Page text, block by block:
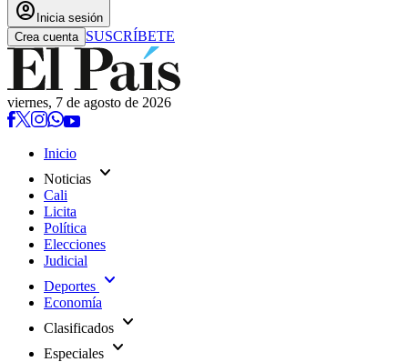
account_circle Inicia sesión
Crea cuenta SUSCRÍBETE
viernes, 7 de agosto de 2026
Inicio
Noticias expand_more
Cali
Licita
Política
Elecciones
Judicial
Deportes expand_more
Economía
Clasificados expand_more
Especiales expand_more